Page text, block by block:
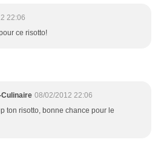
22:06
ce risotto!
08/02/2012 22:06
ton risotto, bonne chance pour le